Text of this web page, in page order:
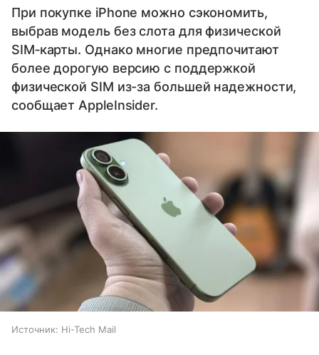
При покупке iPhone можно сэкономить,
выбрав модель без слота для физической
SIM‑карты. Однако многие предпочитают
более дорогую версию с поддержкой
физической SIM из-за большей надежности,
сообщает AppleInsider.
Источник: Hi-Tech Mail